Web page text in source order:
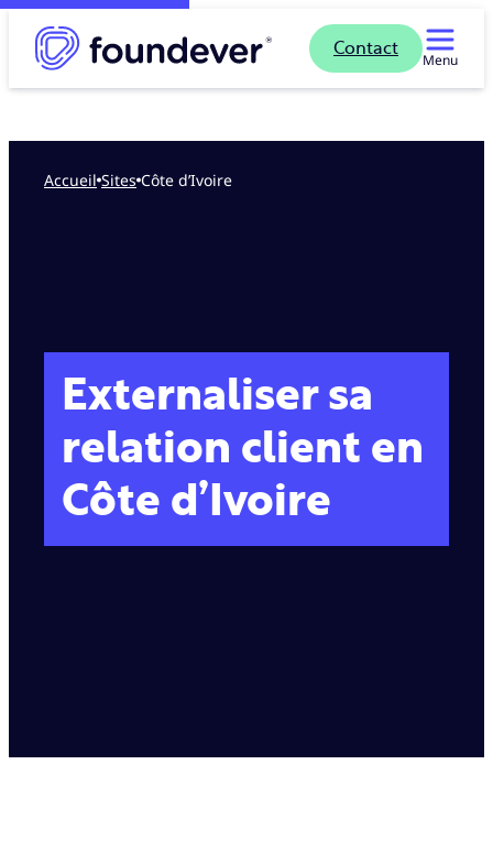
Contact
Menu
Accueil sites Côte d’Ivoire
Externaliser sa
relation client en
Côte d’Ivoire